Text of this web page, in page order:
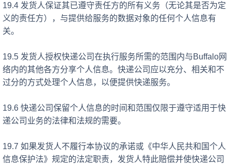
19.4 发货人保证其已遵守责任方的所有义务（无论其是否为定
义的责任方），与提供给服务的数据对象的任何个人信息有
关。
19.5 发货人授权快递公司在执行服务所需的范围内与Buffalo网
络内的其他各方分享个人信息。快递公司应以充分、相关和不
过分的方式处理个人信息，以便提供快递服务。
19.6 快递公司保留个人信息的时间和范围仅限于遵守适用于快
递公司业务的法律和法规的需要。
19.7 如果发货人不履行本协议的承诺或《中华人民共和国个人
信息保护法》 规定的法定职责，发货人特此赔偿并使快递公司